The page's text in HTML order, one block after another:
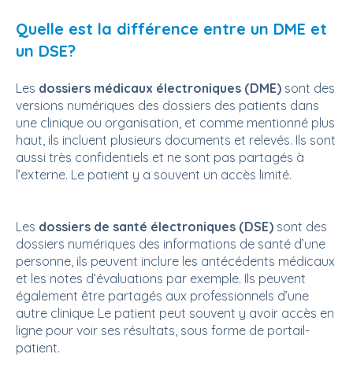
Quelle est la différence entre un DME et
un DSE?
Les dossiers médicaux électroniques (DME) sont des
versions numériques des dossiers des patients dans
une clinique ou organisation, et comme mentionné plus
haut, ils incluent plusieurs documents et relevés. Ils sont
aussi très confidentiels et ne sont pas partagés à
l’externe. Le patient y a souvent un accès limité.
Les dossiers de santé électroniques (DSE) sont des
dossiers numériques des informations de santé d’une
personne, ils peuvent inclure les antécédents médicaux
et les notes d’évaluations par exemple. Ils peuvent
également être partagés aux professionnels d’une
autre clinique. Le patient peut souvent y avoir accès en
ligne pour voir ses résultats, sous forme de portail-
patient.